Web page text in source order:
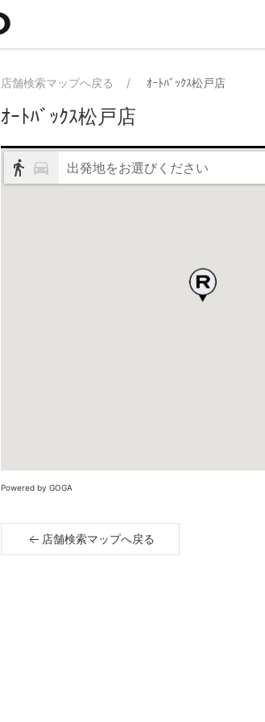
店舗検索マップへ戻る ｵｰﾄﾊﾞｯｸｽ松戸店
ｵｰﾄﾊﾞｯｸｽ松戸店
出発地をお選びください
Powered by GOGA
店舗検索マップへ戻る